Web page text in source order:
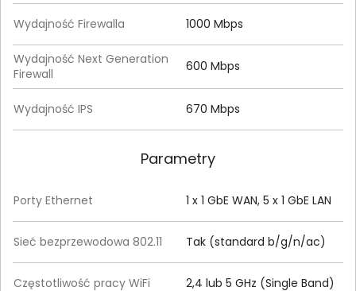
Wydajność Firewalla 1000 Mbps
Wydajność Next Generation
Firewall
600 Mbps
Wydajność IPS 670 Mbps
Parametry
Porty Ethernet 1 x 1 GbE WAN, 5 x 1 GbE LAN
Sieć bezprzewodowa 802.11 Tak (standard b/g/n/ac)
Częstotliwość pracy WiFi 2,4 lub 5 GHz (Single Band)